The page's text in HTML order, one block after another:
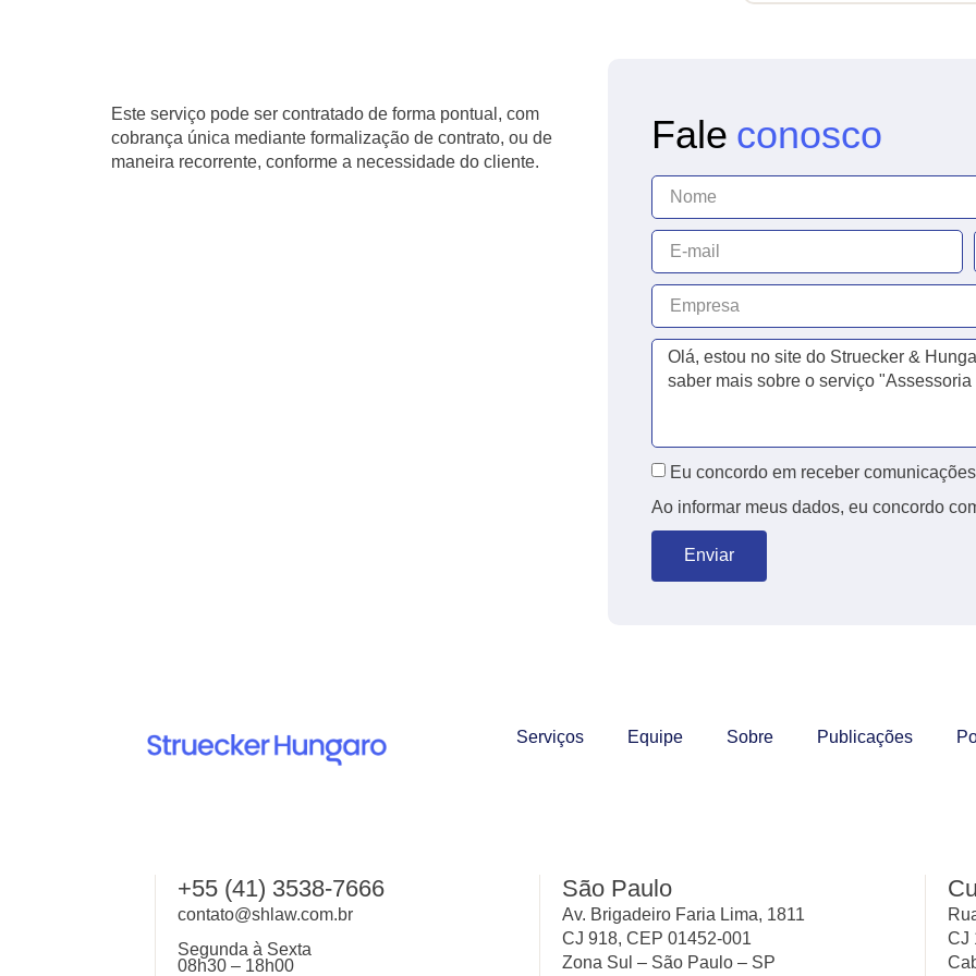
Este serviço pode ser contratado de forma pontual, com
cobrança única mediante formalização de contrato, ou de
maneira recorrente, conforme a necessidade do cliente.
Fale conosco
Eu concordo em receber
Ao informar meus dados, eu concordo
Enviar
Serviços Equipe Sobre Publicações
+55 (41) 3538-7666
contato@shlaw.com.br
Segunda à Sexta
08h30 – 18h00
São Paulo
Av. Brigadeiro Faria Lima, 1811
CJ 918, CEP 01452-001
Zona Sul – São Paulo – SP
CJ